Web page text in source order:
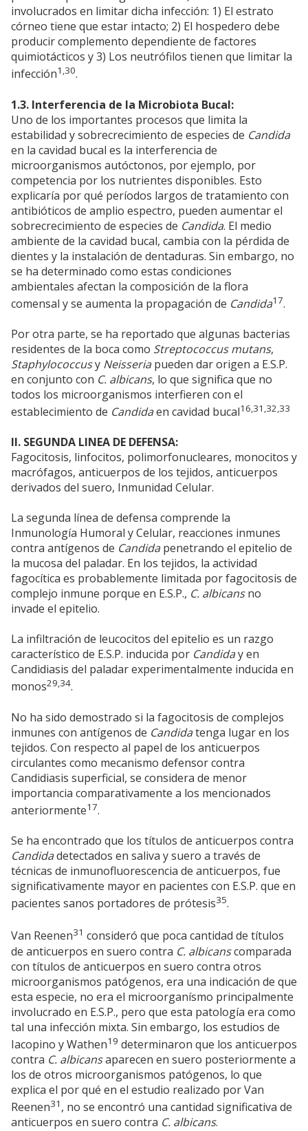
involucrados en limitar dicha infección: 1) El estrato
córneo tiene que estar intacto; 2) El hospedero debe
producir complemento dependiente de factores
quimiotácticos y 3) Los neutrófilos tienen que limitar la
infección1,30.
1.3. Interferencia de la Microbiota Bucal:
Uno de los importantes procesos que limita la
estabilidad y sobrecrecimiento de especies de Candida
en la cavidad bucal es la interferencia de
microorganismos autóctonos, por ejemplo, por
competencia por los nutrientes disponibles. Esto
explicaría por qué períodos largos de tratamiento con
antibióticos de amplio espectro, pueden aumentar el
sobrecrecimiento de especies de Candida. El medio
ambiente de la cavidad bucal, cambia con la pérdida de
dientes y la instalación de dentaduras. Sin embargo, no
se ha determinado como estas condiciones
ambientales afectan la composición de la flora
comensal y se aumenta la propagación de Candida17.
Por otra parte, se ha reportado que algunas bacterias
residentes de la boca como Streptococcus mutans,
Staphylococcusy Neisseriapueden dar origen a E.S.P.
en conjunto con C. albicans, lo que significa que no
todos los microorganismos interfieren con el
establecimiento de Candidaen cavidad bucal16,31,32,33
II. SEGUNDA LINEA DE DEFENSA:
Fagocitosis, linfocitos, polimorfonucleares, monocitos y
macrófagos, anticuerpos de los tejidos, anticuerpos
derivados del suero, Inmunidad Celular.
La segunda línea de defensa comprende la
Inmunología Humoral y Celular, reacciones inmunes
contra antígenos de Candidapenetrando el epitelio de
la mucosa del paladar. En los tejidos, la actividad
fagocítica es probablemente limitada por fagocitosis de
complejo inmune porque en E.S.P., C. albicansno
invade el epitelio.
La infiltración de leucocitos del epitelio es un razgo
característico de E.S.P. inducida por Candiday en
Candidiasis del paladar experimentalmente inducida en
monos29,34.
No ha sido demostrado si la fagocitosis de complejos
inmunes con antígenos de Candidatenga lugar en los
tejidos. Con respecto al papel de los anticuerpos
circulantes como mecanismo defensor contra
Candidiasis superficial, se considera de menor
importancia comparativamente a los mencionados
anteriormente17.
Se ha encontrado que los títulos de anticuerpos contra
Candidadetectados en saliva y suero a través de
técnicas de inmunofluorescencia de anticuerpos, fue
significativamente mayor en pacientes con E.S.P. que en
pacientes sanos portadores de prótesis35.
Van Reenen31 consideró que poca cantidad de títulos
de anticuerpos en suero contra C. albicanscomparada
con títulos de anticuerpos en suero contra otros
microorganismos patógenos, era una indicación de que
esta especie, no era el microorganísmo principalmente
involucrado en E.S.P., pero que esta patología era como
tal una infección mixta. Sin embargo, los estudios de
Iacopino y Wathen19 determinaron que los anticuerpos
contra C. albicansaparecen en suero posteriormente a
los de otros microorganismos patógenos, lo que
explica el por qué en el estudio realizado por Van
Reenen31 , no se encontró una cantidad significativa de
anticuerpos en suero contra C. albicans.